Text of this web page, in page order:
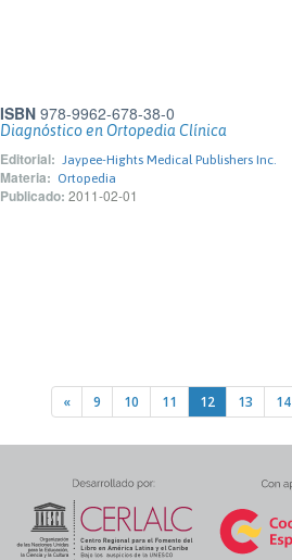
ISBN 978-9962-678-38-0
Diagnóstico en Ortopedia Clínica
Editorial: Jaypee-Hights Medical Publishers Inc.
Materia: Ortopedia
Publicado: 2011-02-01
« 9 10 11 12 13 14